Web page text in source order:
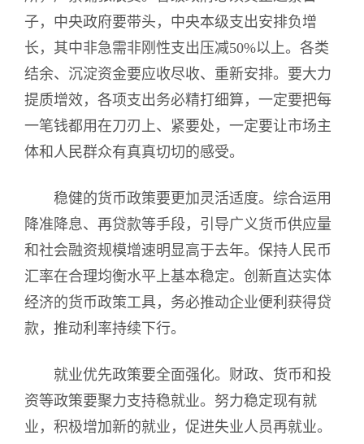
子，中央政府要带头，中央本级支出安排负增
长，其中非急需非刚性支出压减50%以上。各类
结余、沉淀资金要应收尽收、重新安排。要大力
提质增效，各项支出务必精打细算，一定要把每
一笔钱都用在刀刃上、紧要处，一定要让市场主
体和人民群众有真真切切的感受。
稳健的货币政策要更加灵活适度。综合运用
降准降息、再贷款等手段，引导广义货币供应量
和社会融资规模增速明显高于去年。保持人民币
汇率在合理均衡水平上基本稳定。创新直达实体
经济的货币政策工具，务必推动企业便利获得贷
款，推动利率持续下行。
就业优先政策要全面强化。财政、货币和投
资等政策要聚力支持稳就业。努力稳定现有就
业，积极增加新的就业，促进失业人员再就业。